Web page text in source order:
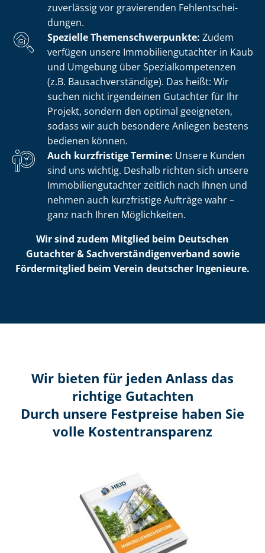
zuverlässig vor gravierenden Fehl­ent­schei­
dun­gen.
Spezielle The­men­schwer­punk­te: Zudem
verfügen unsere Im­mo­bi­li­en­gut­ach­ter in Kaub
und Umgebung über Spe­zi­al­kom­pe­ten­zen
(z.B. Bau­sach­ver­stän­di­ge). Das heißt: Wir
suchen nicht irgendeinen Gutachter für Ihr
Projekt, sondern den optimal geeigneten,
sodass wir auch besondere Anliegen bestens
bedienen können.
Auch kurzfristige Termine: Unsere Kunden
sind uns wichtig. Deshalb richten sich unsere
Im­mo­bi­li­en­gut­ach­ter zeitlich nach Ihnen und
nehmen auch kurzfristige Aufträge wahr –
ganz nach Ihren Möglichkeiten.
Wir sind zudem Mitglied beim Deutschen
Gutachter & Sach­ver­stän­di­gen­ver­band sowie
Fördermitglied beim Verein deutscher Ingenieure.
Wir bieten für jeden Anlass das
richtige Gutachten
Durch unsere Festpreise haben Sie
volle Kosten­transparenz